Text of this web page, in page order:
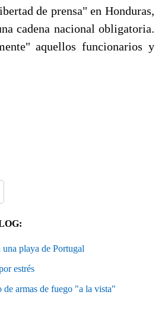
de prensa" en Honduras,
cadena nacional obligatoria.
aquellos funcionarios y
playa de Portugal
estrés
de armas de fuego "a la vista"